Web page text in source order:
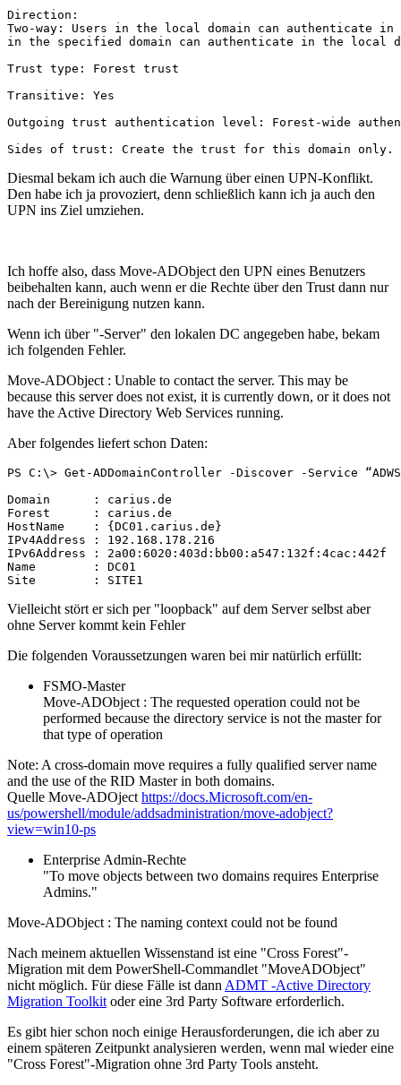
Direction:
Two-way: Users in the local domain can authenticate
in the specified domain can authenticate in the local
Trust type: Forest trust
Transitive: Yes
Outgoing trust authentication level: Forest-wide
Sides of trust: Create the trust for this domain only.
Diesmal bekam ich auch die Warnung über einen UPN-Konflikt.
Den habe ich ja provoziert, denn schließlich kann ich ja auch den
UPN ins Ziel umziehen.
Ich hoffe also, dass Move-ADObject den UPN eines Benutzers
beibehalten kann, auch wenn er die Rechte über den Trust dann nur
nach der Bereinigung nutzen kann.
Wenn ich über "-Server" den lokalen DC angegeben habe, bekam
ich folgenden Fehler.
Move-ADObject : Unable to contact the server. This may be
because this server does not exist, it is currently down, or it does not
have the Active Directory Web Services running.
Aber folgendes liefert schon Daten:
PS C:\> Get-ADDomainController -Discover -Service
Domain      : carius.de
Forest      : carius.de
HostName    : {DC01.carius.de}
IPv4Address : 192.168.178.216
IPv6Address : 2a00:6020:403d:bb00:a547:132f:4cac:442f
Name        : DC01
Site        : SITE1
Vielleicht stört er sich per "loopback" auf dem Server selbst aber
ohne Server kommt kein Fehler
Die folgenden Voraussetzungen waren bei mir natürlich erfüllt:
FSMO-Master
Move-ADObject : The requested operation could not be
performed because the directory service is not the master for
that type of operation
Note: A cross-domain move requires a fully qualified server name
and the use of the RID Master in both domains.
Quelle Move-ADOject https://docs.Microsoft.com/en-
us/powershell/module/addsadministration/move-adobject?
view=win10-ps
Enterprise Admin-Rechte
"To move objects between two domains requires Enterprise
Admins."
Move-ADObject : The naming context could not be found
Nach meinem aktuellen Wissenstand ist eine "Cross Forest"-
Migration mit dem PowerShell-Commandlet "MoveADObject"
nicht möglich. Für diese Fälle ist dann ADMT -Active Directory
Migration Toolkit oder eine 3rd Party Software erforderlich.
Es gibt hier schon noch einige Herausforderungen, die ich aber zu
einem späteren Zeitpunkt analysieren werden, wenn mal wieder eine
"Cross Forest"-Migration ohne 3rd Party Tools ansteht.